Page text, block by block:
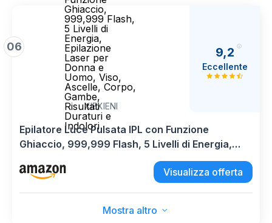
06
Ghiaccio,
999,999 Flash,
5 Livelli di
Energia,
Epilazione
Laser per
Donna e
Uomo, Viso,
Ascelle, Corpo,
Gambe,
Risultati
Duraturi e
Indolori
XIEXIENI
9,2
Eccellente
Epilatore Luce Pulsata IPL con Funzione
Ghiaccio, 999,999 Flash, 5 Livelli di Energia,
Epilazione Laser per Donna e Uomo, Viso,
Ascelle, Corpo, Gambe, Risultati Duraturi e
Visualizza offerta
Mostra altro